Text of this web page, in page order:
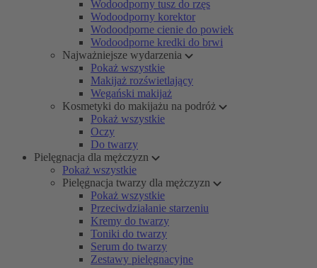
Wodoodporny tusz do rzęs
Wodoodporny korektor
Wodoodporne cienie do powiek
Wodoodporne kredki do brwi
Najważniejsze wydarzenia
Pokaż wszystkie
Makijaż rozświetlający
Wegański makijaż
Kosmetyki do makijażu na podróż
Pokaż wszystkie
Oczy
Do twarzy
Pielęgnacja dla mężczyzn
Pokaż wszystkie
Pielęgnacja twarzy dla mężczyzn
Pokaż wszystkie
Przeciwdziałanie starzeniu
Kremy do twarzy
Toniki do twarzy
Serum do twarzy
Zestawy pielęgnacyjne